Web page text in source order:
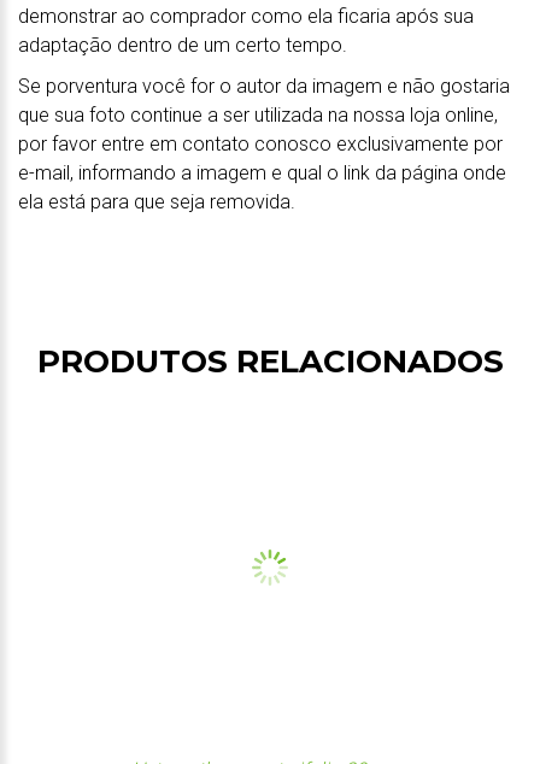
demonstrar ao comprador como ela ficaria após sua
adaptação dentro de um certo tempo.
Se porventura você for o autor da imagem e não gostaria
que sua foto continue a ser utilizada na nossa loja online,
por favor entre em contato conosco exclusivamente por
e-mail, informando a imagem e qual o link da página onde
ela está para que seja removida.
PRODUTOS RELACIONADOS